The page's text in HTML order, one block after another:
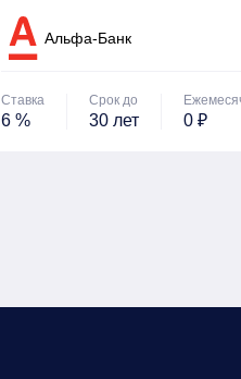
Альфа-Банк
Ставка
6 %
Срок до
30 лет 0 ₽